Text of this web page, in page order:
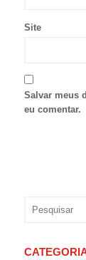
Site
Salvar meus
eu comentar.